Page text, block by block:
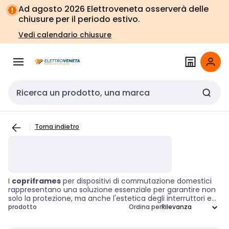
Vai alla
navigazione
Vai
alla
pagina
Ad agosto 2026 Elettroveneta osserverà delle
chiusure per il periodo estivo.
Vedi calendario chiusure
Cerca input
Torna indietro
I copriframes per dispositivi di commutazione domestici
rappresentano una soluzione essenziale per garantire non
solo la protezione, ma anche l'estetica degli interruttori e
delle prese elettriche nelle abitazioni. Questi accessori
prodotto Ordina per